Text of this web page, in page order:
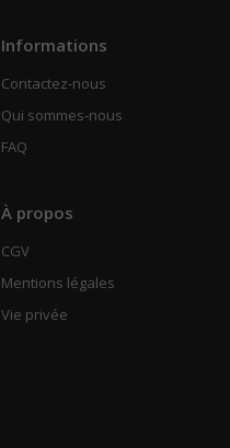
Informations
Contactez-nous
Qui sommes-nous
FAQ
À propos
CGV
Mentions légales
Vie privée